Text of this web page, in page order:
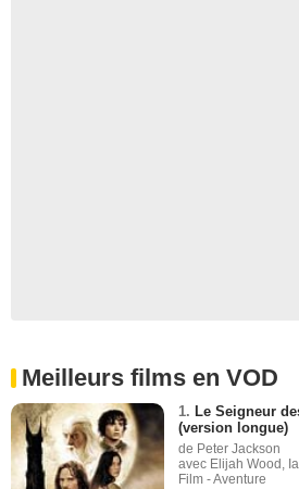
Meilleurs films en VOD
1. Le Seigneur
(version longue)
de Peter Jackson
avec Elijah Wood,
Film - Aventure